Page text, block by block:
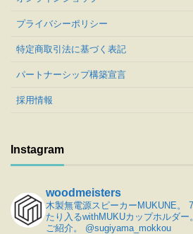
プライバシーポリシー
特定商取引法に基づく表記
パートナーシップ構築宣言
採用情報
Instagram
woodmeisters
木製無電源スピーカーMUKUNE。
たり入るwithMUKUカップホルダー。
ご紹介。
@sugiyama_mokkou